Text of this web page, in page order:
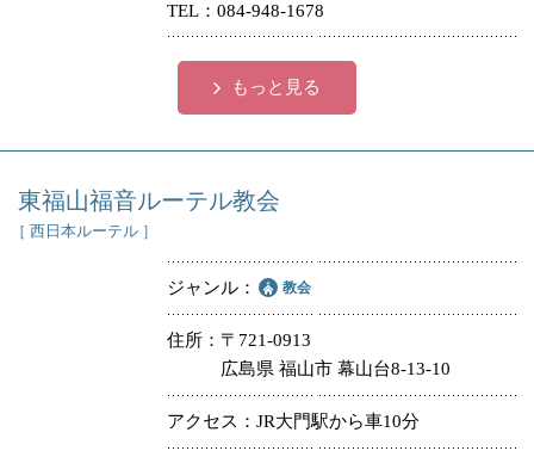
TEL 084-948-1678
もっと見る
東福山福音ルーテル教会
［ 西日本ルーテル ］
ジャンル 教会
住所
〒721-0913
広島県 福山市 幕山台8-13-10
アクセス JR大門駅から車10分